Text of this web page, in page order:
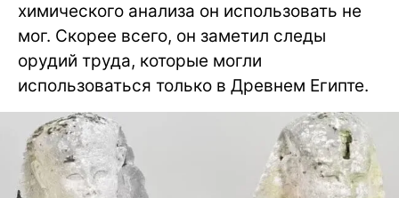
химического анализа он использовать не
мог. Скорее всего, он заметил следы
орудий труда, которые могли
использоваться только в Древнем Египте.